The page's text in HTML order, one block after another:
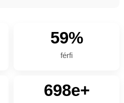
59%
férfi
698e+